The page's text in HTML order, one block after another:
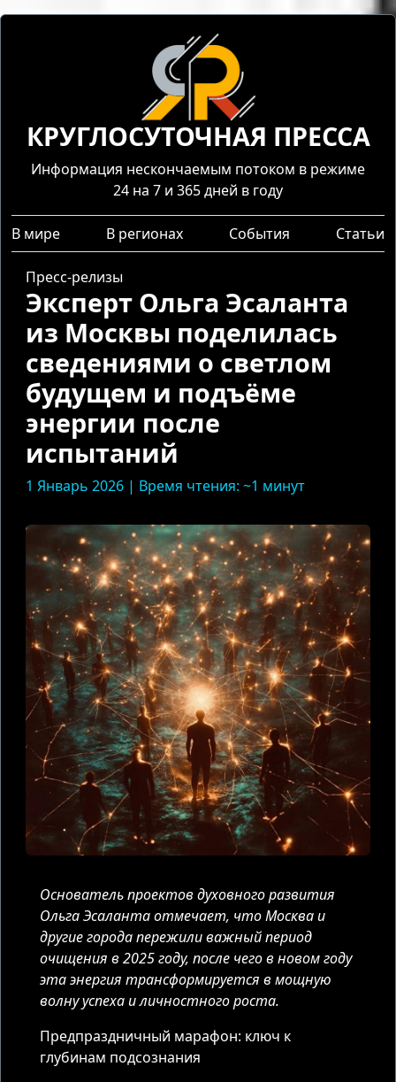
КРУГЛОСУТОЧНАЯ ПРЕССА
Информация нескончаемым потоком в режиме
24 на 7 и 365 дней в году
В мире В регионах События Статьи
Пресс-релизы
Эксперт Ольга Эсаланта
из Москвы поделилась
сведениями о светлом
будущем и подъёме
энергии после
испытаний
1 Январь 2026 | Время чтения: ~1 минут
Основатель проектов духовного развития
Ольга Эсаланта отмечает, что Москва и
другие города пережили важный период
очищения в 2025 году, после чего в новом году
эта энергия трансформируется в мощную
волну успеха и личностного роста.
Предпраздничный марафон: ключ к
глубинам подсознания